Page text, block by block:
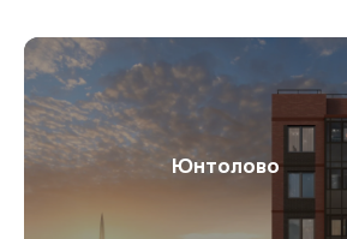
Юнтолово